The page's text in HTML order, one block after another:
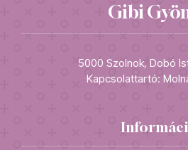
Gibi
5000 Szolnok, Dobó
Kapcsolattartó: